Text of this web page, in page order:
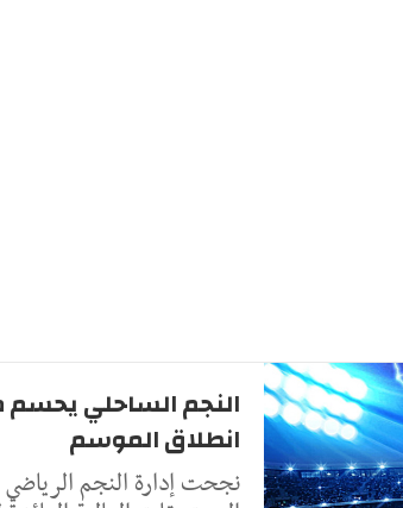
النجم الساحلي
انطلاق الموسم
نجحت إدارة النجم